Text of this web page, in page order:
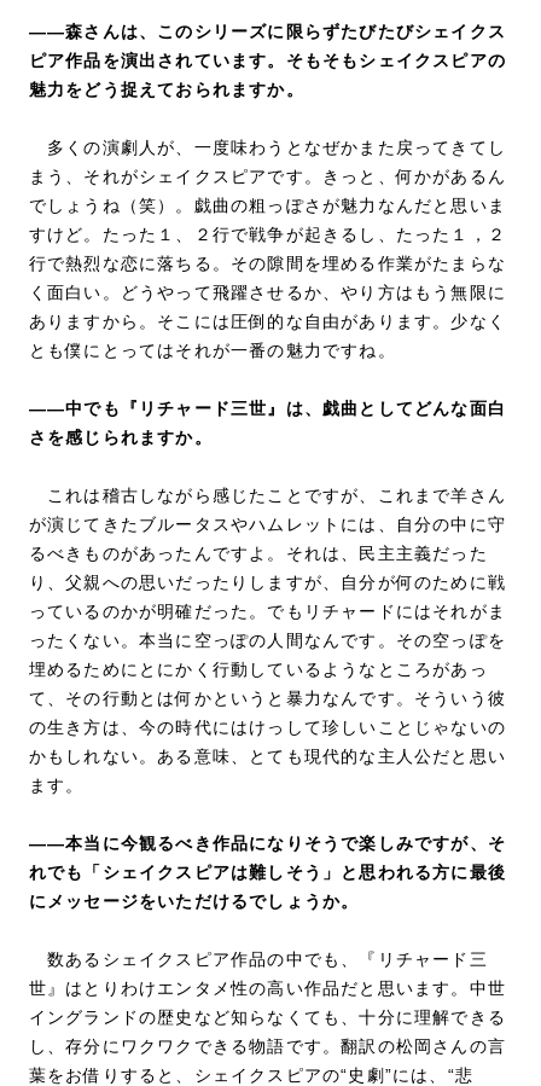
――森さんは、このシリーズに限らずたびたびシェイクス
ピア作品を演出されています。そもそもシェイクスピアの
魅力をどう捉えておられますか。
多くの演劇人が、一度味わうとなぜかまた戻ってきてし
まう、それがシェイクスピアです。きっと、何かがあるん
でしょうね（笑）。戯曲の粗っぽさが魅力なんだと思いま
すけど。たった１、２行で戦争が起きるし、たった１，２
行で熱烈な恋に落ちる。その隙間を埋める作業がたまらな
く面白い。どうやって飛躍させるか、やり方はもう無限に
ありますから。そこには圧倒的な自由があります。少なく
とも僕にとってはそれが一番の魅力ですね。
――中でも『リチャード三世』は、戯曲としてどんな面白
さを感じられますか。
これは稽古しながら感じたことですが、これまで羊さん
が演じてきたブルータスやハムレットには、自分の中に守
るべきものがあったんですよ。それは、民主主義だった
り、父親への思いだったりしますが、自分が何のために戦
っているのかが明確だった。でもリチャードにはそれがま
ったくない。本当に空っぽの人間なんです。その空っぽを
埋めるためにとにかく行動しているようなところがあっ
て、その行動とは何かというと暴力なんです。そういう彼
の生き方は、今の時代にはけっして珍しいことじゃないの
かもしれない。ある意味、とても現代的な主人公だと思い
ます。
――本当に今観るべき作品になりそうで楽しみですが、そ
れでも「シェイクスピアは難しそう」と思われる方に最後
にメッセージをいただけるでしょうか。
数あるシェイクスピア作品の中でも、『リチャード三
世』はとりわけエンタメ性の高い作品だと思います。中世
イングランドの歴史など知らなくても、十分に理解できる
し、存分にワクワクできる物語です。翻訳の松岡さんの言
葉をお借りすると、シェイクスピアの“史劇”には、“悲